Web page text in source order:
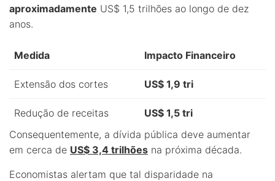
aproximadamente US$ 1,5 trilhões ao longo de dez
anos.
Medida Impacto Financeiro
Extensão dos cortes US$ 1,9 tri
Redução de receitas
US$ 1,5 tri
Consequentemente, a dívida pública deve aumentar
em cerca de US$ 3,4 trilhões na próxima década.
Economistas alertam que tal disparidade na